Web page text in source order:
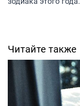
Читайте также